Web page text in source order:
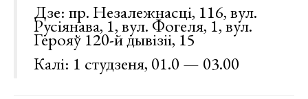
Дзе: пр. Незалежнасці, 116, вул.
Русіянава, 1, вул. Фогеля, 1, вул.
Герояў 120-й дывізіі, 15
Калі: 1 студзеня, 01.0 — 03.00